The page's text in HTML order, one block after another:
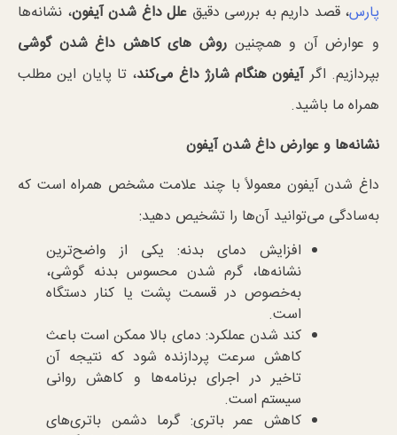
پارس، قصد داریم به بررسی دقیق علل داغ شدن آیفون، نشانه‌ها
و عوارض آن و همچنین روش های کاهش داغ شدن گوشی
بپردازیم. اگرآیفون هنگام شارژ داغ می‌کند، تا پایان این مطلب
همراه ما باشید.
نشانه‌ها و عوارض داغ شدن آیفون
داغ شدن آیفون معمولاً با چند علامت مشخص همراه است که
به‌سادگی می‌توانید آن‌ها را تشخیص دهید:
افزایش دمای بدنه: یکی از واضح‌ترین
نشانه‌ها، گرم شدن محسوس بدنه گوشی،
به‌خصوص در قسمت پشت یا کنار دستگاه
است.
کند شدن عملکرد: دمای بالا ممکن است باعث
کاهش سرعت پردازنده شود که نتیجه آن
تاخیر در اجرای برنامه‌ها و کاهش روانی
سیستم است.
کاهش عمر باتری: گرما دشمن باتری‌های